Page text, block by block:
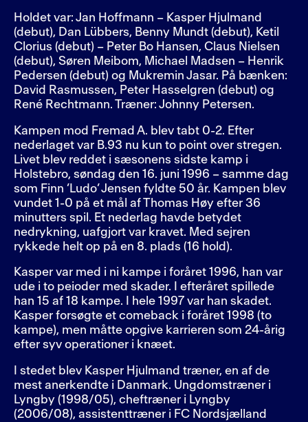
Holdet var: Jan Hoffmann – Kasper Hjulmand
(debut), Dan Lübbers, Benny Mundt (debut), Ketil
Clorius (debut) – Peter Bo Hansen, Claus Nielsen
(debut), Søren Meibom, Michael Madsen – Henrik
Pedersen (debut) og Mukremin Jasar. På bænken:
David Rasmussen, Peter Hasselgren (debut) og
René Rechtmann. Træner: Johnny Petersen.
Kampen mod Fremad A. blev tabt 0-2. Efter
nederlaget var B.93 nu kun to point over stregen.
Livet blev reddet i sæsonens sidste kamp i
Holstebro, søndag den 16. juni 1996 – samme dag
som Finn ’Ludo’ Jensen fyldte 50 år. Kampen blev
vundet 1-0 på et mål af Thomas Høy efter 36
minutters spil. Et nederlag havde betydet
nedrykning, uafgjort var kravet. Med sejren
rykkede helt op på en 8. plads (16 hold).
Kasper var med i ni kampe i foråret 1996, han var
ude i to peioder med skader. I efteråret spillede
han 15 af 18 kampe. I hele 1997 var han skadet.
Kasper forsøgte et comeback i foråret 1998 (to
kampe), men måtte opgive karrieren som 24-årig
efter syv operationer i knæet.
I stedet blev Kasper Hjulmand træner, en af de
mest anerkendte i Danmark. Ungdomstræner i
Lyngby (1998/05), cheftræner i Lyngby
(2006/08), assistenttræner i FC Nordsjælland